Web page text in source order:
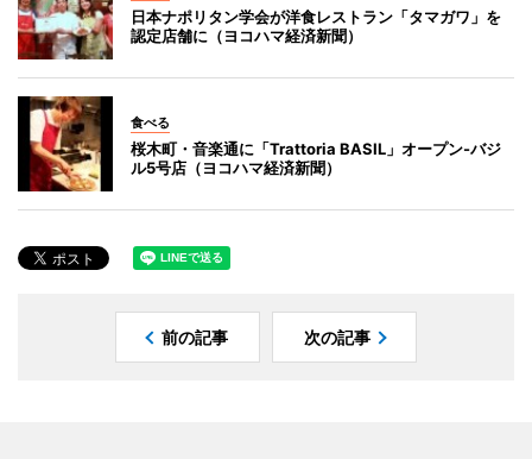
日本ナポリタン学会が洋食レストラン「タマガワ」を
認定店舗に（ヨコハマ経済新聞）
食べる
桜木町・音楽通に「Trattoria BASIL」オープン-バジ
ル5号店（ヨコハマ経済新聞）
前の記事 次の記事